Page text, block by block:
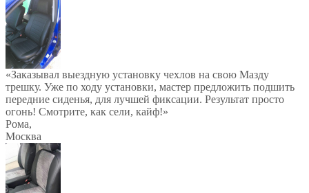
«Заказывал выездную установку чехлов на свою Мазду
трешку. Уже по ходу установки, мастер предложить подшить
передние сиденья, для лучшей фиксации. Результат просто
огонь! Смотрите, как сели, кайф!»
Рома,
Москва